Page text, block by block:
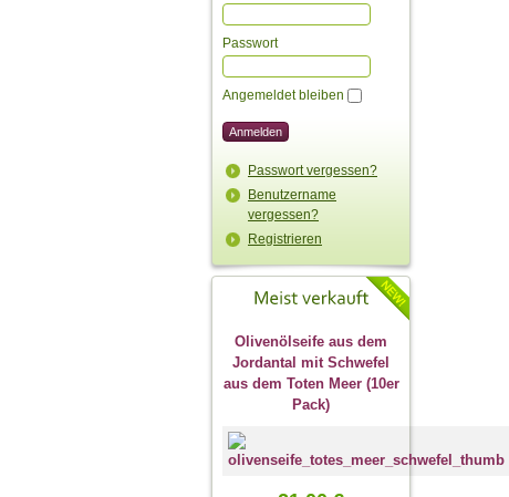
Passwort
Angemeldet bleiben
Passwort vergessen?
Benutzername
vergessen?
Registrieren
Olivenölseife aus dem
Jordantal mit Schwefel
aus dem Toten Meer (10er
Pack)